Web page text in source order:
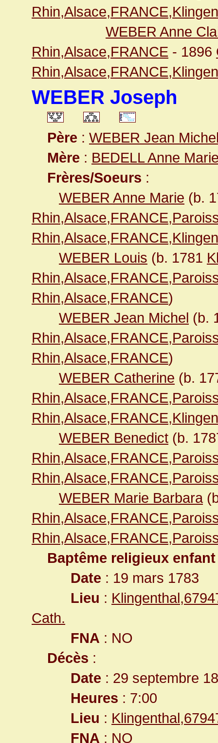
WEBER Anne
Rhin,Alsace,FRANCE - 1896
WEBER Joseph
Père : WEBER Jean
Mère : BEDELL Anne
Frères/Soeurs :
WEBER Anne Marie (b.
WEBER Louis (b. 1781
Rhin,Alsace,FRANCE)
WEBER Jean Michel (b.
Rhin,Alsace,FRANCE)
WEBER Catherine (b.
WEBER Benedict (b.
WEBER Marie Barbara
Baptême religieux enfant
Date : 19 mars 1783
Lieu :
Cath.
FNA : NO
Décès :
Date : 29 septembre
Heures : 7:00
Lieu :
FNA : NO